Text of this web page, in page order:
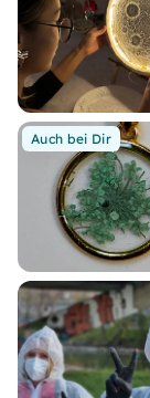
Auch bei Dir